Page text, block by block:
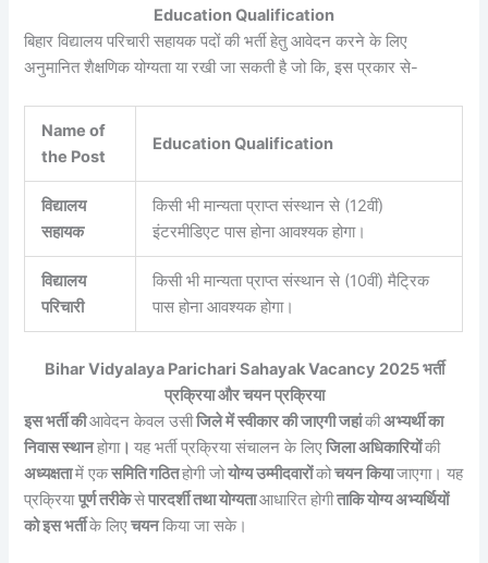
Education Qualification
बिहार विद्यालय परिचारी सहायक पदों की भर्ती हेतु आवेदन करने के लिए
अनुमानित शैक्षणिक योग्यता या रखी जा सकती है जो कि, इस प्रकार से-
Name of
the Post
Education Qualification
विद्यालय
सहायक
किसी भी मान्यता प्राप्त संस्थान से (12वीं)
इंटरमीडिएट पास होना आवश्यक होगा।
विद्यालय
परिचारी
किसी भी मान्यता प्राप्त संस्थान से (10वीं) मैट्रिक
पास होना आवश्यक होगा।
Bihar Vidyalaya Parichari Sahayak Vacancy 2025 भर्ती
प्रक्रिया और चयन प्रक्रिया
इस भर्ती कीआवेदन केवल उसीजिले में स्वीकार की जाएगी जहांकीअभ्यर्थी का
निवास स्थानहोगा।यह भर्ती प्रक्रिया संचालन के लिएजिला अधिकारियोंकी
अध्यक्षतामें एकसमिति गठितहोगी जोयोग्य उम्मीदवारोंकोचयन कियाजाएगा। यह
प्रक्रियापूर्ण तरीकेसेपारदर्शी तथा योग्यताआधारित होगीताकि योग्य अभ्यर्थियों
को इस भर्तीके लिएचयनकिया जा सके।